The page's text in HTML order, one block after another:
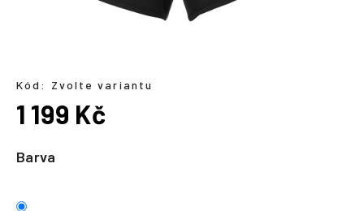
Barva
Kód: Zvolte variantu
1 199 Kč
cena:
t
?